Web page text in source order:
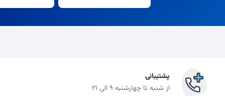
پشتیبانی
از شنبه تا چهارشنبه 9 الی 21